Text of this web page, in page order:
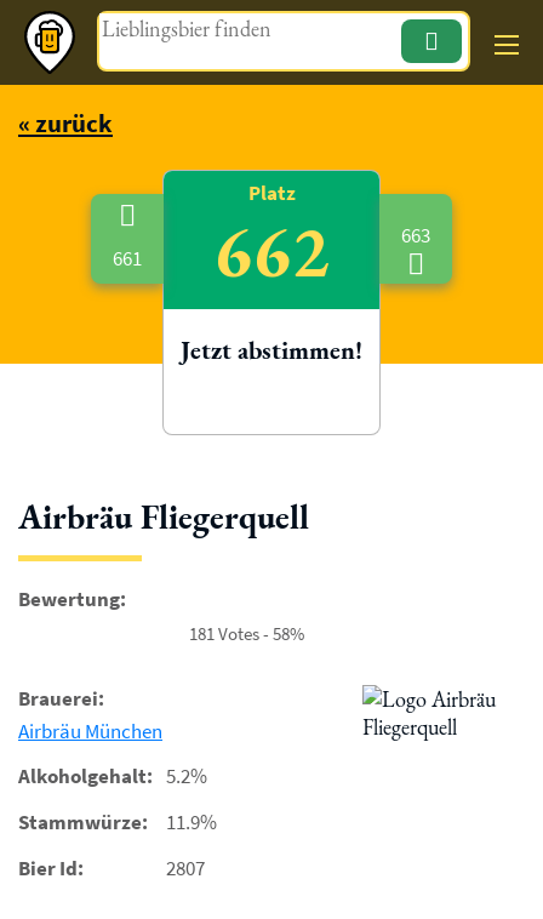
Magazin
« zurück
Airbräu Fliegerquell
Bewertung:
181 Votes - 58%
Brauerei:
Airbräu München
Alkoholgehalt: 5.2%
Stammwürze:
11.9%
Bier Id:
2807
661
Platz
662
Jetzt abstimmen!
663